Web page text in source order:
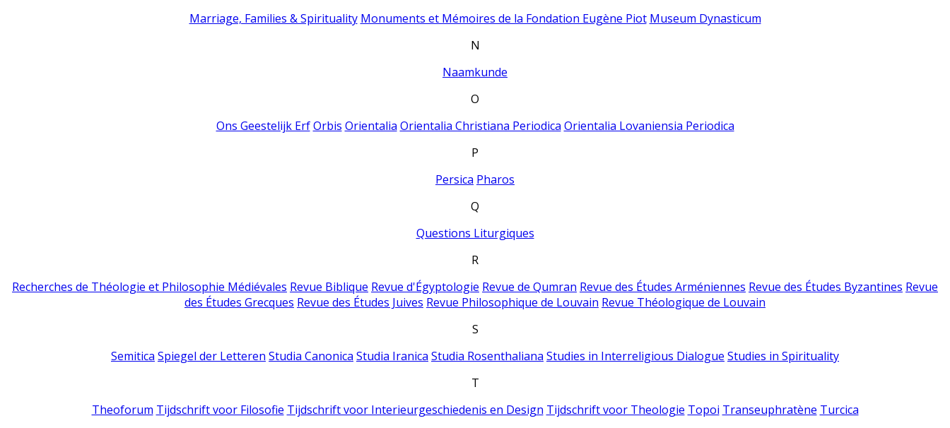
Marriage, Families & Spirituality Monuments et Mémoires de la Fondation Eugène Piot Museum Dynasticum
N
Naamkunde
O
Ons Geestelijk Erf Orbis Orientalia Orientalia Christiana Periodica Orientalia Lovaniensia Periodica
P
Persica Pharos
Q
Questions Liturgiques
R
Recherches de Théologie et Philosophie Médiévales Revue Biblique Revue d'Égyptologie Revue de Qumran Revue des Études Arméniennes Revue des Études Byzantines Revue
des Études Grecques Revue des Études Juives Revue Philosophique de Louvain Revue Théologique de Louvain
S
Semitica Spiegel der Letteren Studia Canonica Studia Iranica Studia Rosenthaliana Studies in Interreligious Dialogue Studies in Spirituality
T
Theoforum Tijdschrift voor Filosofie Tijdschrift voor Interieurgeschiedenis en Design Tijdschrift voor Theologie Topoi Transeuphratène Turcica